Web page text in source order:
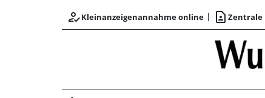
how_to_regKleinanzeigenannahme online contact_page Zentrale